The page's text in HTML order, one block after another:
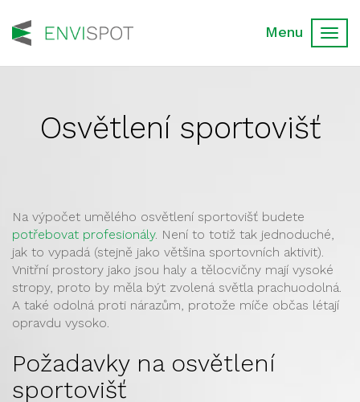
Osvětlení sportovišť
Na výpočet umělého osvětlení sportovišť budete
potřebovat profesionály. Není to totiž tak jednoduché,
jak to vypadá (stejně jako většina sportovních aktivit).
Vnitřní prostory jako jsou haly a tělocvičny mají vysoké
stropy, proto by měla být zvolená světla prachuodolná.
A také odolná proti nárazům, protože míče občas létají
opravdu vysoko.
Požadavky na osvětlení
sportovišť